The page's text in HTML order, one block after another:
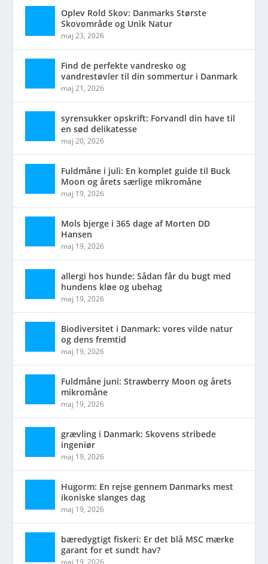
Oplev Rold Skov: Danmarks Største
Skovområde og Unik Natur
maj 23, 2026
Find de perfekte vandresko og
vandrestøvler til din sommertur i Danmark
maj 21, 2026
syrensukker opskrift: Forvandl din have til
en sød delikatesse
maj 20, 2026
Fuldmåne i juli: En komplet guide til Buck
Moon og årets særlige mikromåne
maj 19, 2026
Mols bjerge i 365 dage af Morten DD
Hansen
maj 19, 2026
allergi hos hunde: Sådan får du bugt med
hundens kløe og ubehag
maj 19, 2026
Biodiversitet i Danmark: vores vilde natur
og dens fremtid
maj 19, 2026
Fuldmåne juni: Strawberry Moon og årets
mikromåne
maj 19, 2026
grævling i Danmark: Skovens stribede
ingeniør
maj 19, 2026
Hugorm: En rejse gennem Danmarks mest
ikoniske slanges dag
maj 19, 2026
bæredygtigt fiskeri: Er det blå MSC mærke
garant for et sundt hav?
maj 19, 2026